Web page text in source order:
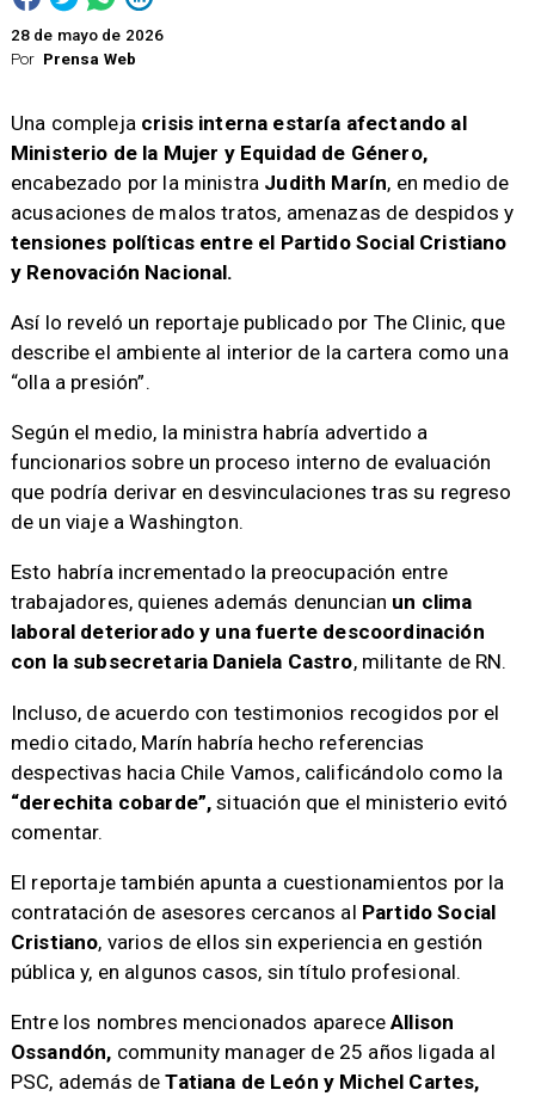
Por Prensa Web
28 de mayo de 2026
Una compleja crisis interna estaría afectando al
Ministerio de la Mujer y Equidad de Género,
encabezado por la ministra Judith Marín, en medio de
acusaciones de malos tratos, amenazas de despidos y
tensiones políticas entre el Partido Social Cristiano
y Renovación Nacional.
Así lo reveló un reportaje publicado por The Clinic, que
describe el ambiente al interior de la cartera como una
“olla a presión”.
Según el medio, la ministra habría advertido a
funcionarios sobre un proceso interno de evaluación
que podría derivar en desvinculaciones tras su regreso
de un viaje a Washington.
Esto habría incrementado la preocupación entre
trabajadores, quienes además denuncian un clima
laboral deteriorado y una fuerte descoordinación
con la subsecretaria Daniela Castro, militante de RN.
Incluso, de acuerdo con testimonios recogidos por el
medio citado, Marín habría hecho referencias
despectivas hacia Chile Vamos, calificándolo como la
“derechita cobarde”,situación que el ministerio evitó
comentar.
El reportaje también apunta a cuestionamientos por la
contratación de asesores cercanos al Partido Social
Cristiano, varios de ellos sin experiencia en gestión
pública y, en algunos casos, sin título profesional.
Entre los nombres mencionados apareceAllison
Ossandón, community manager de 25 años ligada al
PSC, además deTatiana de León y Michel Cartes,